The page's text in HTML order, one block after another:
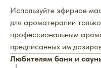
Используйте эфирное
для ароматерапии
профессиональным
предписанных им
Любителям бани и